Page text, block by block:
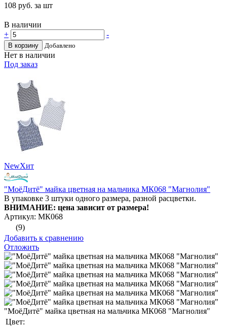
108 руб. за шт
В наличии
+
-
В корзину Добавлено
Нет в наличии
Под заказ
NewХит
"МоёДитё" майка цветная на мальчика МК068 "Магнолия"
В упаковке 3 штуки одного размера, разной расцветки.
ВНИМАНИЕ: цена зависит от размера!
Артикул: МК068
(9)
Добавить к сравнению
Отложить
"МоёДитё" майка цветная на мальчика МК068 "Магнолия"
Цвет: